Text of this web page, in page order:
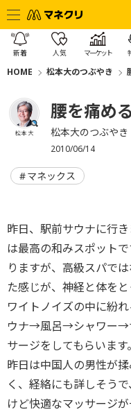
新着 人気 マーケット
HOME 松本大のつぶやき
松本 大
腰を痛める
松本大のつぶやき
2010/06/14
マネックス
昨日、駅前サウナに行
は最高の和みスポット
りますが、高級スパで
た感じが、神経と体を
ワイトノイズの中に紛
ウナ→風呂→シャワー→
サージをしてもらいます
昨日は中国人の男性が
く、経絡にも詳しそう
けど快適なマッサージ